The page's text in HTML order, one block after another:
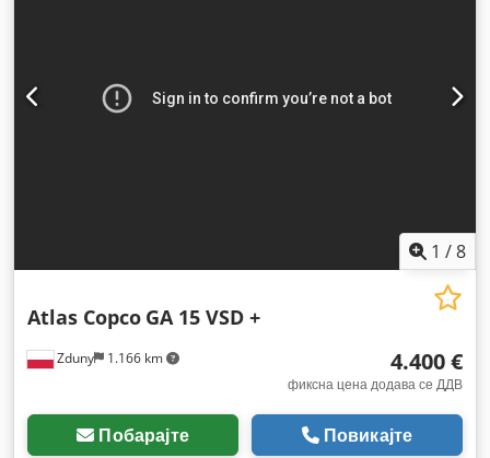
1 /8
Zduny 1.166 km
Atlas Copco GA 15 VSD +
4.400 €
фиксна цена додава се ДДВ
Побарајте Повикајте